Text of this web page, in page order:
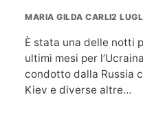
MARIA GILDA CARLI2
È stata una delle notti
ultimi mesi per
condotto dalla Russia
Kiev e diverse altre…